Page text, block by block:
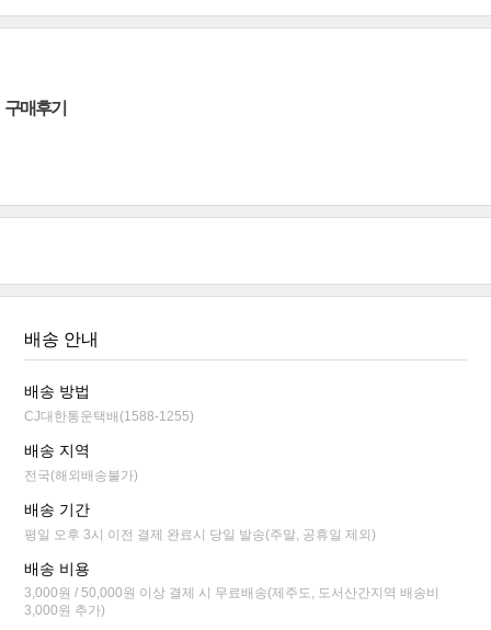
구매후기
배송 안내
배송 방법
CJ대한통운택배(1588-1255)
배송 지역
전국(해외배송불가)
배송 기간
평일 오후 3시 이전 결제 완료시 당일 발송(주말, 공휴일 제외)
배송 비용
3,000원 / 50,000원 이상 결제 시 무료배송(제주도, 도서산간지역 배송비
3,000원 추가)